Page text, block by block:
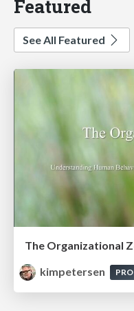
Featured
See All Featured
kimpetersen
PRO